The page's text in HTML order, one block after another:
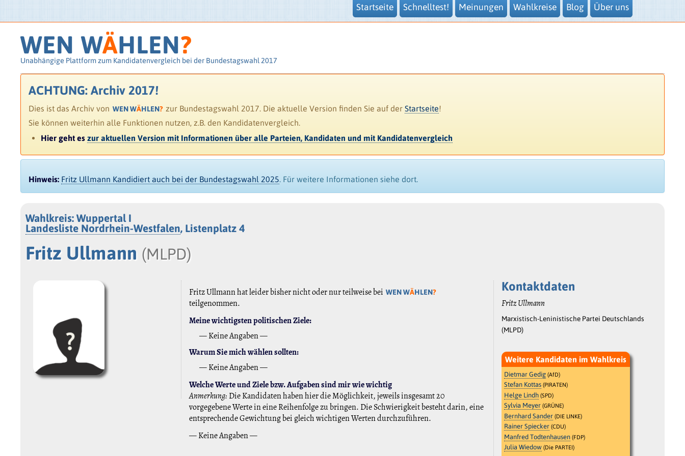
Startseite Schnelltest! Meinungen Wahlkreise Blog Über uns
WEN WÄHLEN?
Unabhängige Plattform zum Kandidatenvergleich bei der Bundestagswahl 2017
ACHTUNG: Archiv 2017!
Dies ist das Archiv von WEN WÄHLEN? zur Bundestagswahl 2017. Die aktuelle Version finden Sie auf derStartseite!
Sie können weiterhin alle Funktionen nutzen, z.B. den Kandidatenvergleich.
Hier geht eszur aktuellen Version mit Informationen über alle Parteien, Kandidaten und mit Kandidatenvergleich
Hinweis: Fritz Ullmann Kandidiert auch bei der Bundestagswahl 2025 . Für weitere Informationen siehe dort.
Wahlkreis: Wuppertal I
Landesliste Nordrhein-Westfalen, Listenplatz 4
Fritz Ullmann (MLPD)
Fritz Ullmann hat leider bisher nicht oder nur teilweise bei WEN WÄHLEN?
teilgenommen.
Meine wichtigsten politischen Ziele:
— Keine Angaben —
Warum Sie mich wählen sollten:
— Keine Angaben —
Welche Werte und Ziele bzw. Aufgaben sind mir wie wichtig
Anmerkung: Die Kandidaten haben hier die Möglichkeit, jeweils insgesamt 20
vorgegebene Werte in eine Reihenfolge zu bringen. Die Schwierigkeit besteht darin, eine
entsprechende Gewichtung bei gleich wichtigen Werten durchzuführen.
— Keine Angaben —
Kontaktdaten
Fritz Ullmann
Marxistisch-Leninistische Partei Deutschlands
(MLPD)
Weitere Kandidaten im Wahlkreis
Dietmar Gedig (AfD)
Stefan Kottas (PIRATEN)
Helge Lindh (SPD)
Sylvia Meyer (GRÜNE)
Bernhard Sander (DIE LINKE)
Rainer Spiecker (CDU)
Manfred Todtenhausen (FDP)
Julia Wiedow (Die PARTEI)